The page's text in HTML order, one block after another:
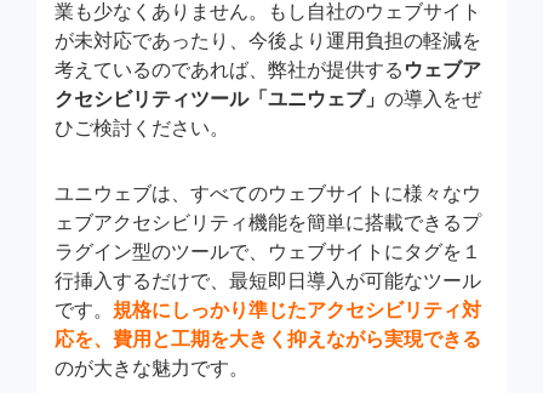
業も少なくありません。もし自社のウェブサイト
が未対応であったり、今後より運用負担の軽減を
考えているのであれば、弊社が提供する ウェブア
クセシビリティツール「ユニウェブ」 の導入をぜ
ひご検討ください。
ユニウェブは、すべてのウェブサイトに様々なウ
ェブアクセシビリティ機能を簡単に搭載できるプ
ラグイン型のツールで、ウェブサイトにタグを１
行挿入するだけで、最短即日導入が可能なツール
です。 規格にしっかり準じたアクセシビリティ対
応を、費用と工期を大きく抑えながら実現できる
のが大きな魅力です。